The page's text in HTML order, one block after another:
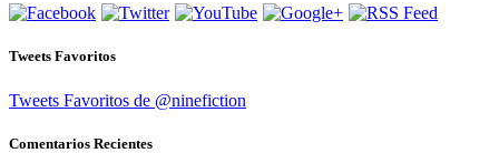
Tweets Favoritos
Tweets Favoritos de @ninefiction
Comentarios Recientes